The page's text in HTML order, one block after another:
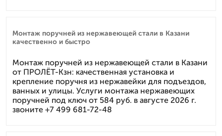
Монтаж поручней из нержавеющей стали в Казани
качественно и быстро
Монтаж поручней из нержавеющей стали в Казани
от ПРОЛЁТ-Кзн: качественная установка и
крепление поручня из нержавейки для подъездов,
ванных и улицы. Услуги монтажа нержавеющих
поручней под ключ от 584 руб. в августе 2026 г.
звоните +7 499 681-72-48